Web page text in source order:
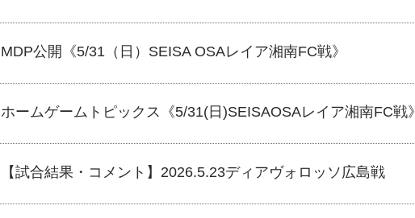
MDP公開《5/31（日）SEISA OSAレイア湘南FC戦》
ホームゲームトピックス《5/31(日)SEISAOSAレイア湘南FC戦》
【試合結果・コメント】2026.5.23ディアヴォロッソ広島戦